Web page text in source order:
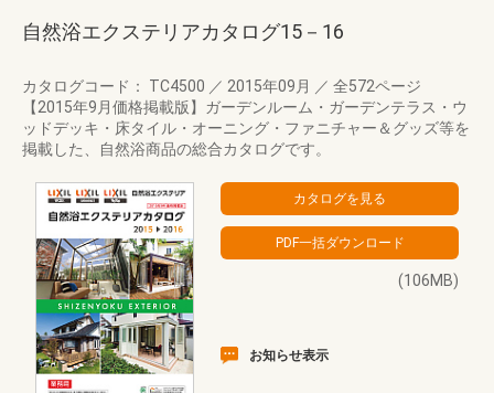
自然浴エクステリアカタログ15－16
カタログコード： TC4500 ／ 2015年09月 ／ 全572ページ
【2015年9月価格掲載版】ガーデンルーム・ガーデンテラス・ウ
ッドデッキ・床タイル・オーニング・ファニチャー＆グッズ等を
掲載した、自然浴商品の総合カタログです。
(106MB)
お知らせ表示